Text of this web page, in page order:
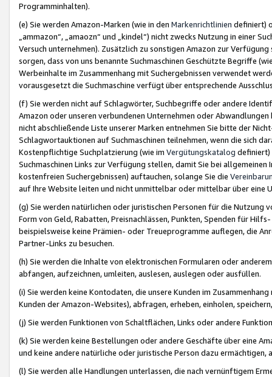
Programminhalten).
(e) Sie werden Amazon-Marken (wie in den Markenrichtlinien definiert)
„ammazon“, „amaozn“ und „kindel“) nicht zwecks Nutzung in einer
Versuch unternehmen). Zusätzlich zu sonstigen Amazon zur
sorgen, dass von uns benannte Suchmaschinen Geschützte Begriffe
Werbeinhalte im Zusammenhang mit Suchergebnissen verwendet
vorausgesetzt die Suchmaschine verfügt über entsprechende
(f) Sie werden nicht auf Schlagwörter, Suchbegriffe oder andere
Amazon oder unseren verbundenen Unternehmen oder
nicht abschließende Liste unserer Marken entnehmen Sie bitte der
Schlagwortauktionen auf Suchmaschinen teilnehmen, wenn die sich
Kostenpflichtige Suchplatzierung (wie im Vergütungskatalog definiert)
Suchmaschinen Links zur Verfügung stellen, damit Sie bei
kostenfreien Suchergebnissen) auftauchen, solange Sie die
auf Ihre Website leiten und nicht unmittelbar oder mittelbar über eine
(g) Sie werden natürlichen oder juristischen Personen für die Nutzung
Form von Geld, Rabatten, Preisnachlässen, Punkten, Spenden für
beispielsweise keine Prämien- oder Treueprogramme auflegen, die
Partner-Links zu besuchen.
(h) Sie werden die Inhalte von elektronischen Formularen oder
abfangen, aufzeichnen, umleiten, auslesen, auslegen oder ausfüllen.
(i) Sie werden keine Kontodaten, die unsere Kunden im
Kunden der Amazon-Websites), abfragen, erheben, einholen,
(j) Sie werden Funktionen von Schaltflächen, Links oder andere
(k) Sie werden keine Bestellungen oder andere Geschäfte über eine
und keine andere natürliche oder juristische Person dazu
(l) Sie werden alle Handlungen unterlassen, die nach vernünftigem